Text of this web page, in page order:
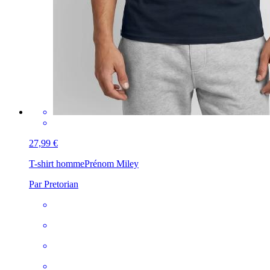
27,99 €
T-shirt hommePrénom Miley
Par Pretorian